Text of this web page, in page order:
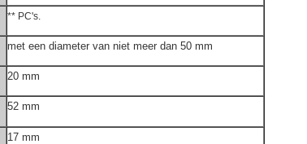
** PC's.
met een diameter van niet meer dan 50 mm
20 mm
52 mm
17 mm